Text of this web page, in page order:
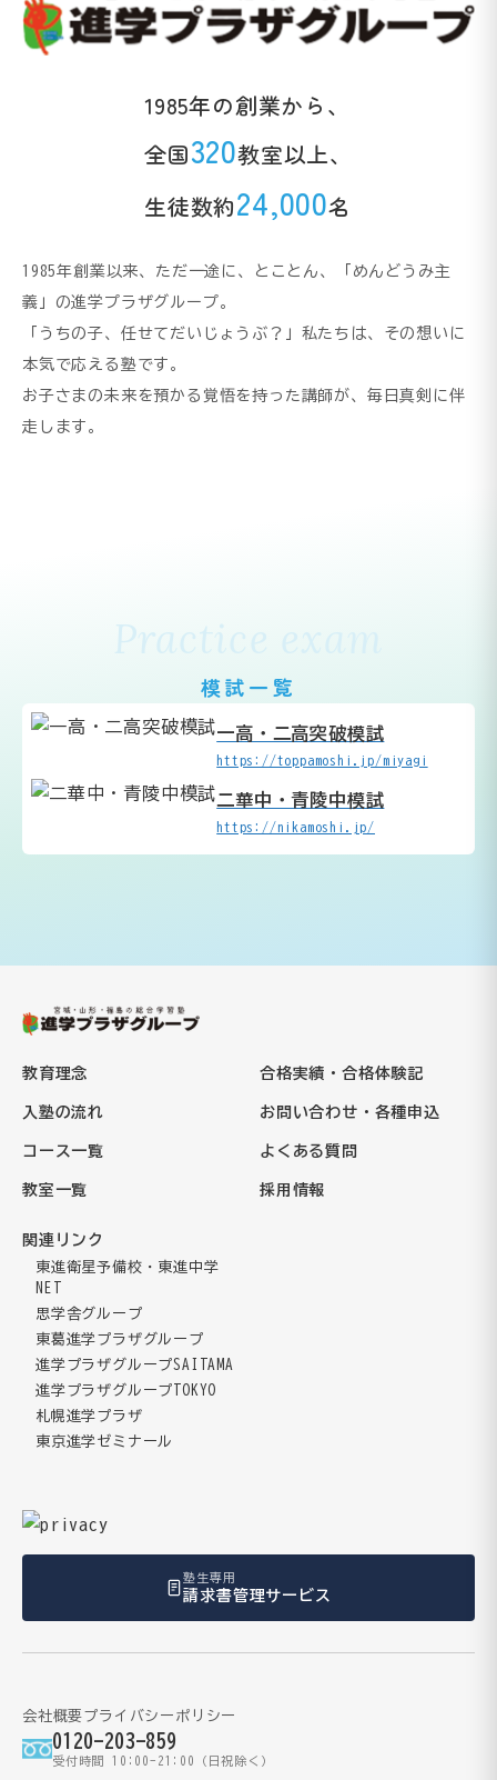
1985年の創業から、
全国320教室以上、
生徒数約24,000名
1985年創業以来、ただ一途に、とことん、「めんどうみ主
義」の進学プラザグループ。
「うちの子、任せてだいじょうぶ？」私たちは、その想いに
本気で応える塾です。
お子さまの未来を預かる覚悟を持った講師が、毎日真剣に伴
走します。
Practice exam
模試一覧
一高・二高突破模試
https://toppamoshi.jp/miyagi
二華中・青陵中模試
https://nikamoshi.jp/
教育理念
入塾の流れ
コース一覧
教室一覧
合格実績・合格体験記
お問い合わせ・各種申込
よくある質問
採用情報
関連リンク
東進衛星予備校・東進中学
NET
思学舎グループ
東葛進学プラザグループ
進学プラザグループSAITAMA
進学プラザグループTOKYO
札幌進学プラザ
東京進学ゼミナール
塾生専用
請求書管理サービス
会社概要プライバシーポリシー
0120-203-859
受付時間 10:00-21:00（日祝除く）